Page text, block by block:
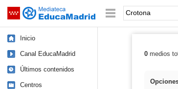
Saltar navegación Palabra o frase:
Inicio
Canal EducaMadrid
Últimos contenidos
Centros
0medios